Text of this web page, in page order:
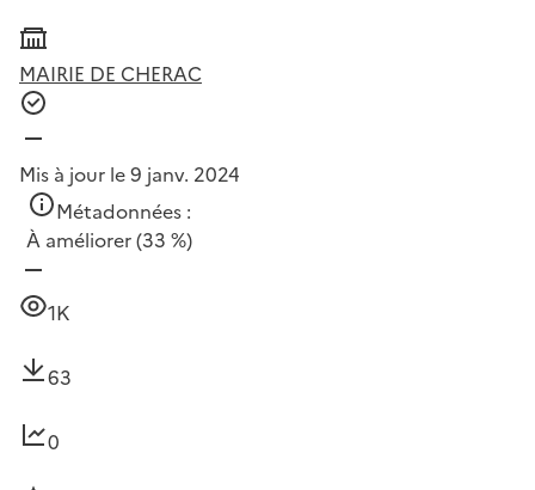
MAIRIE DE CHERAC
Mis à jour le 9 janv. 2024
Métadonnées :
À améliorer(33 %)
1K
63
0